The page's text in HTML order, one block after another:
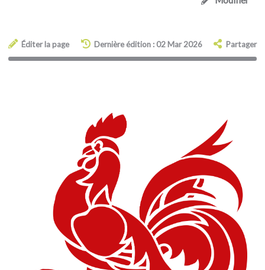
Éditer la page Dernière édition : 02 Mar 2026 Partager